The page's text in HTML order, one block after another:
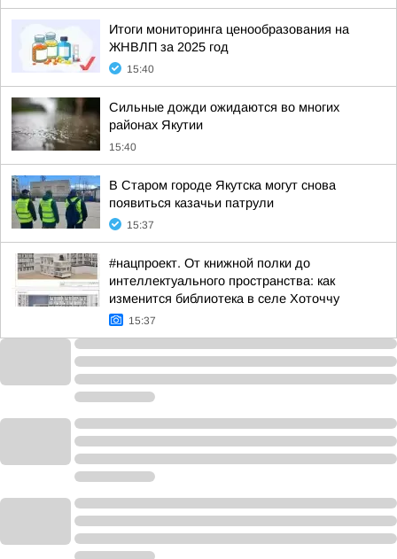
Итоги мониторинга ценообразования на
ЖНВЛП за 2025 год
15:40
Сильные дожди ожидаются во многих
районах Якутии
15:40
В Старом городе Якутска могут снова
появиться казачьи патрули
15:37
#нацпроект. От книжной полки до
интеллектуального пространства: как
изменится библиотека в селе Хоточчу
15:37